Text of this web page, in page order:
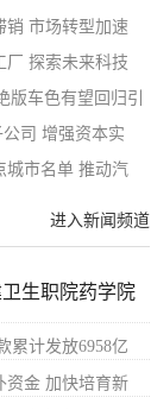
销 市场转型加速
厂 探索未来科技
版车色有望回归引
司 增强资本实
城市名单 推动汽
进入新闻频道
生职院药学院
累计发放6958亿
资金 加快培育新